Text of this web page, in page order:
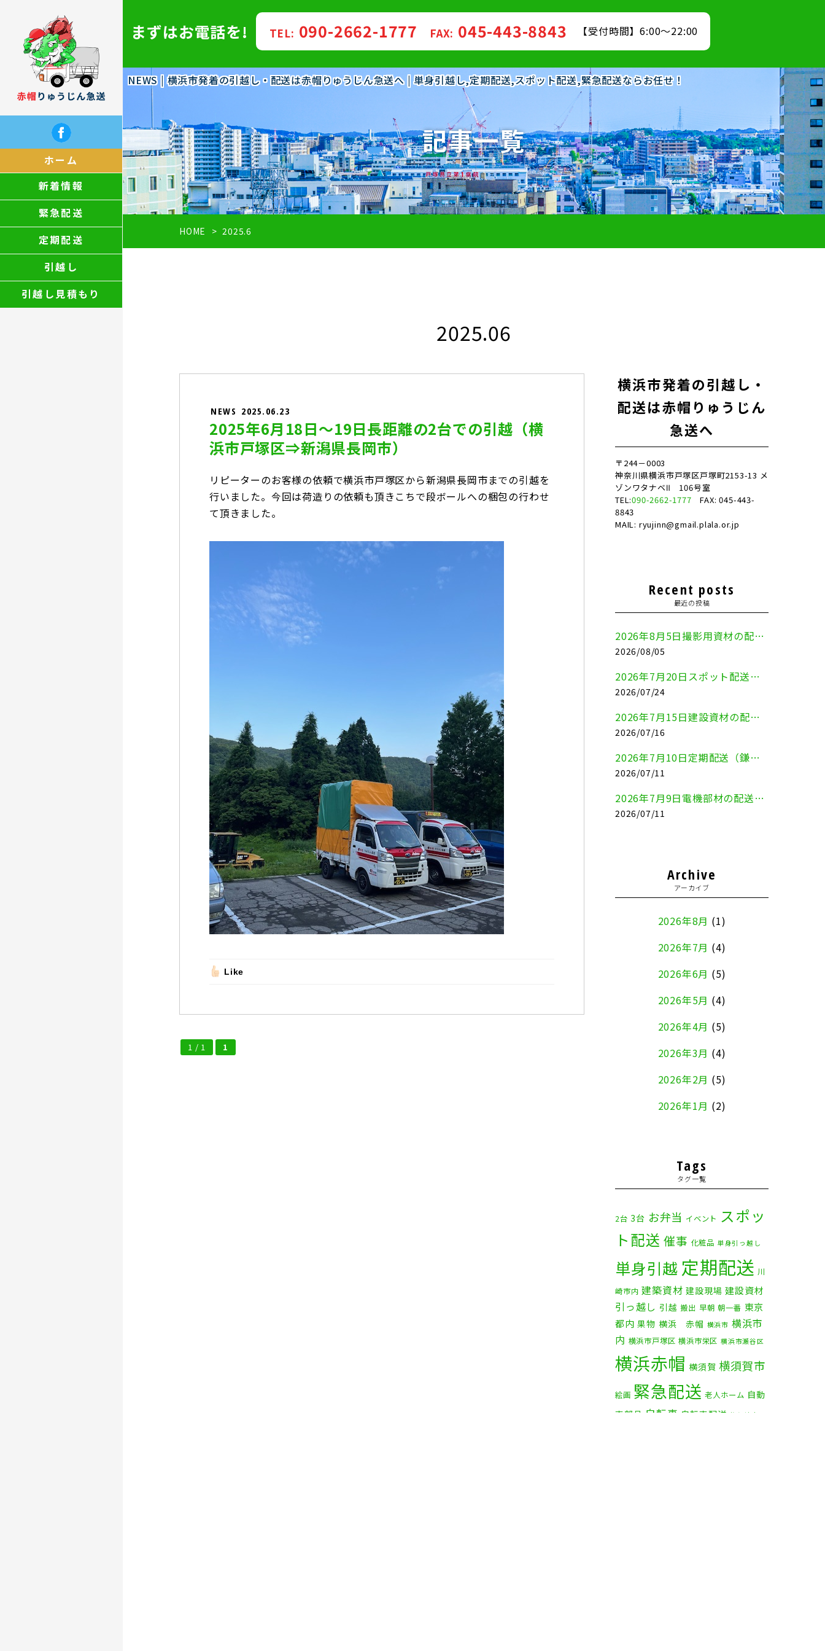
ホーム
新着情報
緊急配送
定期配送
引越し
引越し見積もり
NEWS | 横浜市発着の引越し・配送は赤帽りゅうじん急送へ | 単身引越し,定期配送,スポット配送,緊急配送ならお任せ！
まずはお電話を! TEL: 090-2662-1777 FAX: 045-443-8843 【受付時間】6:00～22:00
記事一覧
HOME 2025.6
2025.06
NEWS 2025.06.23
2025年6月18日～19日長距離の2台での引越（横
浜市戸塚区⇒新潟県長岡市）
リピーターのお客様の依頼で横浜市戸塚区から新潟県長岡市までの引越を
行いました。今回は荷造りの依頼も頂きこちで段ボールへの梱包の行わせ
て頂きました。
Like
1 / 1 1
横浜市発着の引越し・
配送は赤帽りゅうじん
急送へ
〒244－0003
神奈川県横浜市戸塚区戸塚町2153-13 メ
ゾンワタナベⅡ 106号室
TEL:090-2662-1777 FAX: 045-443-
8843
MAIL: ryujinn@gmail.plala.or.jp
Recent posts
最近の投稿
2026年8月5日撮影用資材の配送（鎌倉市⇒港区）
2026/08/05
2026年7月20日スポット配送（横浜市金沢区⇒愛知県豊川市）
2026/07/24
2026年7月15日建設資材の配送（横浜市金沢区⇒横須賀市）
2026/07/16
2026年7月10日定期配送（鎌倉市⇔大田区）
2026/07/11
2026年7月9日電機部材の配送（横浜市戸塚区⇒品川区）
2026/07/11
Archive
アーカイブ
2026年8月 (1)
2026年7月 (4)
2026年6月 (5)
2026年5月 (4)
2026年4月 (5)
2026年3月 (4)
2026年2月 (5)
2026年1月 (2)
2025年11月
2025年10月(9)
2025年9月
(3)
2025年8月(2)
2025年7月(6)
2025年6月(1)
2025年5月
2025年4月(5)
2025年3月(4)
2025年2月(1)
Tags
タグ一覧
2台 3台 お弁当 イベント スポッ
ト配送 催事 化粧品 単身引っ越し
単身引越 定期配送 川
崎市内 建築資材 建設現場 建設資材
引っ越し 引越 搬出 早朝 朝一番 東京
都内 果物 横浜 赤帽 横浜市 横浜市
内 横浜市戸塚区 横浜市栄区 横浜市瀬谷区
横浜赤帽 横須賀 横須賀市
絵画 緊急配送 老人ホーム 自動
車部品 自転車 自転車配送 茅ケ崎市